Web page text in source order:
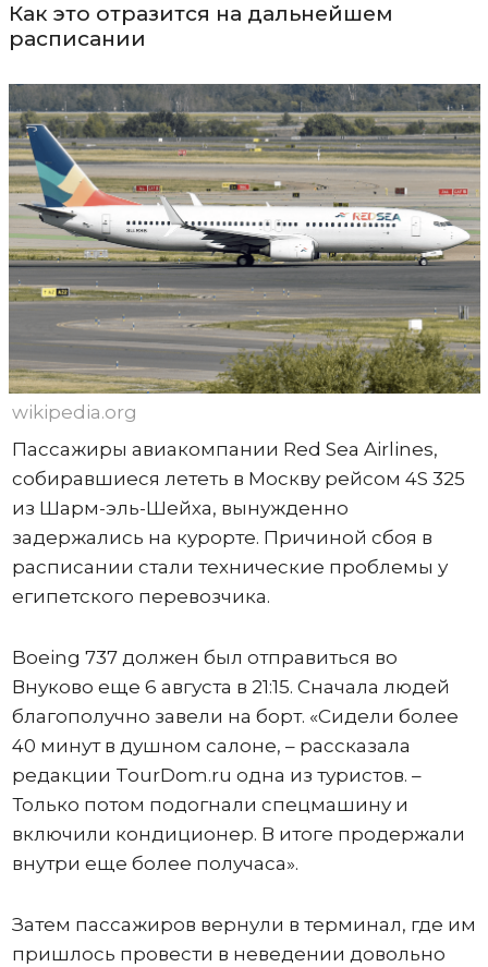
Как это отразится на дальнейшем
расписании
wikipedia.org
Пассажиры авиакомпании Red Sea Airlines,
собиравшиеся лететь в Москву рейсом 4S 325
из Шарм-эль-Шейха, вынужденно
задержались на курорте. Причиной сбоя в
расписании стали технические проблемы у
египетского перевозчика.
Boeing 737 должен был отправиться во
Внуково еще 6 августа в 21:15. Сначала людей
благополучно завели на борт. «Сидели более
40 минут в душном салоне, – рассказала
редакции TourDom.ru одна из туристов. –
Только потом подогнали спецмашину и
включили кондиционер. В итоге продержали
внутри еще более получаса».
Затем пассажиров вернули в терминал, где им
пришлось провести в неведении довольно